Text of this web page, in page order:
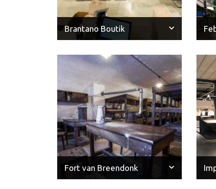
Brantano Boutik
Fort van Breendonk